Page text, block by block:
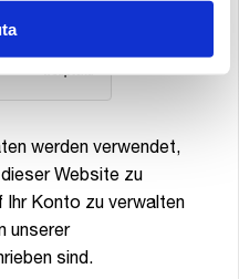
werden verwendet,
Website zu
Konto zu verwalten
unserer
sind.